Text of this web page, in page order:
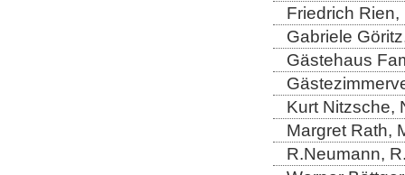
Friedrich
Gabriele
Gästehaus
Kurt Nitzsche,
Margret Rath,
R.Neumann,